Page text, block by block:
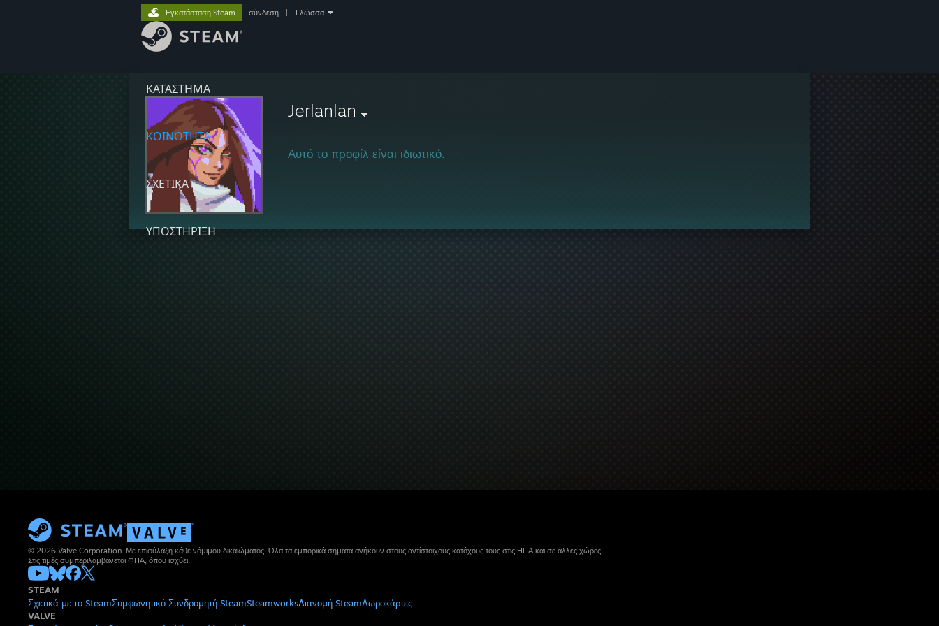
ΚΑΤΑΣΤΗΜΑ
ΚΟΙΝΟΤΗΤΑ
ΣΧΕΤΙΚΆ
ΥΠΟΣΤΗΡΙΞΗ
Εγκατάσταση Steam σύνδεση Γλώσσα
Jerlanlan
Αυτό το προφίλ είναι ιδιωτικό.
© 2026 Valve Corporation. Με επιφύλαξη κάθε νόμιμου δικαιώματος. Όλα τα εμπορικά σήματα ανήκουν στους αντίστοιχους κατόχους τους στις ΗΠΑ και σε άλλες χώρες.
Στις τιμές συμπεριλαμβάνεται ΦΠΑ, όπου ισχύει.
STEAM
Σχετικά με το SteamΣυμφωνητικό Συνδρομητή SteamSteamworksΔιανομή SteamΔωροκάρτες
VALVE